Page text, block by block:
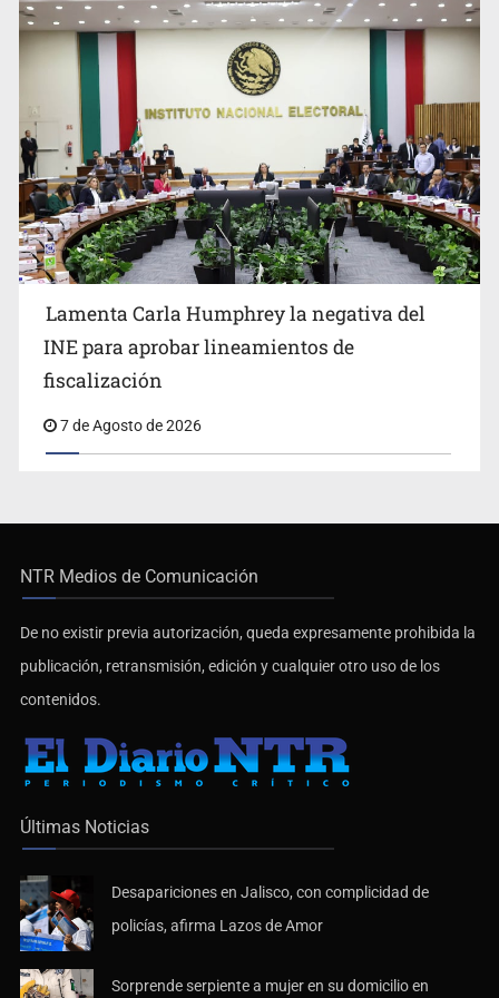
Lamenta Carla Humphrey la negativa del
INE para aprobar lineamientos de
fiscalización
7 de Agosto de 2026
NTR Medios de Comunicación
De no existir previa autorización, queda expresamente prohibida la
publicación, retransmisión, edición y cualquier otro uso de los
contenidos.
Últimas Noticias
Desapariciones en Jalisco, con complicidad de
policías, afirma Lazos de Amor
Sorprende serpiente a mujer en su domicilio en